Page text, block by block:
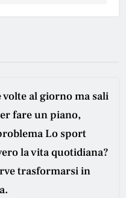
volte al giorno ma sali
fare un piano,
Lo sport
la vita quotidiana?
trasformarsi in